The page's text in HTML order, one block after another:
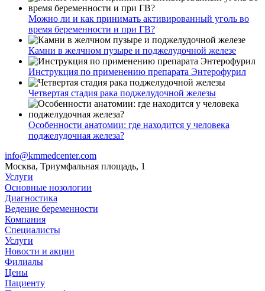
Можно ли и как принимать активированный уголь во
время беременности и при ГВ?
Камни в желчном пузыре и поджелудочной железе
Инструкция по применению препарата Энтерофурил
Четвертая стадия рака поджелудочной железы
Особенности анатомии: где находится у человека
поджелудочная железа?
info@kmmedcenter.com
Москва, Триумфальная площадь, 1
Услуги
Основные нозологии
Диагностика
Ведение беременности
Компания
Специалисты
Услуги
Новости и акции
Филиалы
Цены
Пациенту